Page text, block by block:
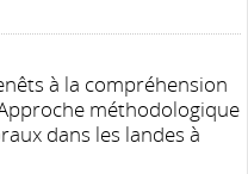
à la compréhension
méthodologique
dans les landes à